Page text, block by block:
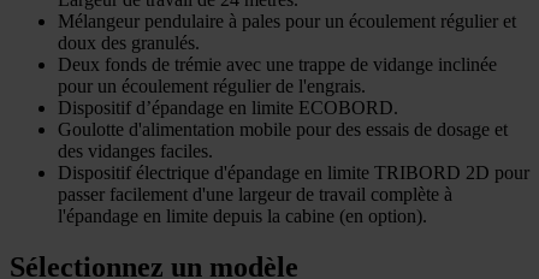
Mélangeur pendulaire à pales pour un écoulement régulier et
doux des granulés.
Deux fonds de trémie avec une trappe de vidange inclinée
pour un écoulement régulier de l'engrais.
Dispositif d’épandage en limite ECOBORD.
Goulotte d'alimentation mobile pour des essais de dosage et
des vidanges faciles.
Dispositif électrique d'épandage en limite TRIBORD 2D pour
passer facilement d'une largeur de travail complète à
l'épandage en limite depuis la cabine (en option).
Sélectionnez un modèle